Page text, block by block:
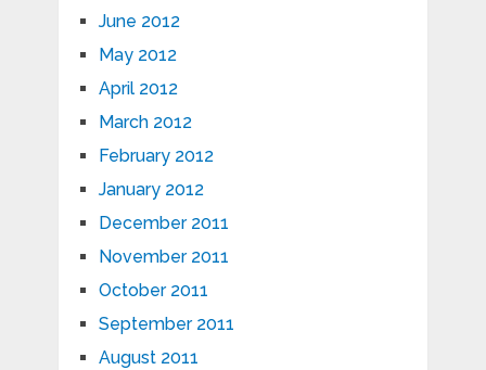
June 2012
May 2012
April 2012
March 2012
February 2012
January 2012
December 2011
November 2011
October 2011
September 2011
August 2011